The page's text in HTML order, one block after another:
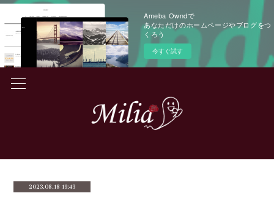
Ameba Owndで
あなただけのホームページやブログをつ
くろう
今すぐ試す
2023.08.18 19:43